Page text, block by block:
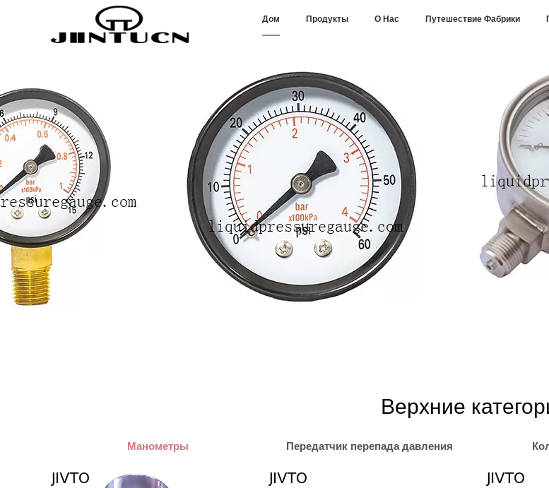
Дом Продукты О Нас Путешествие Фабрики
Верхние
Манометры Передатчик перепада давления